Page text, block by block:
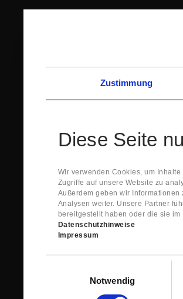
Zustimmung
Diese Seite
Wir verwenden Cookies, um
Zugriffe auf unsere Website zu
Außerdem geben wir
Analysen weiter. Unsere Partner
bereitgestellt haben oder die sie
Datenschutzhinweise
Impressum
Notwendig